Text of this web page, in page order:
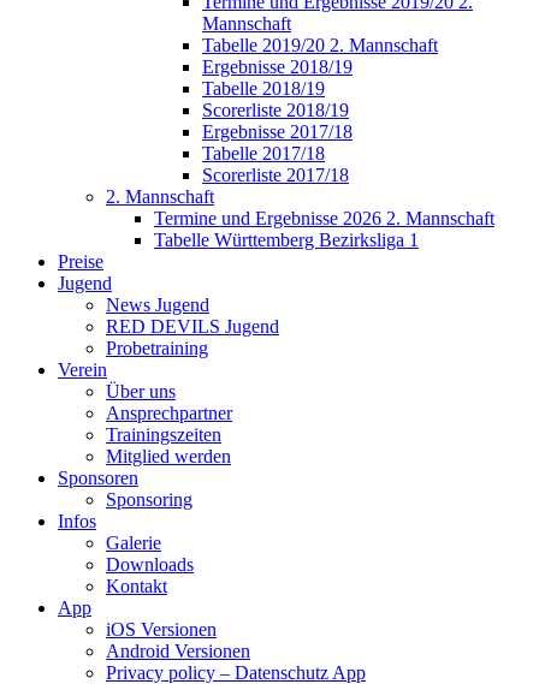
Mannschaft
Tabelle 2019/20 2. Mannschaft
Ergebnisse 2018/19
Tabelle 2018/19
Scorerliste 2018/19
Ergebnisse 2017/18
Tabelle 2017/18
Scorerliste 2017/18
2. Mannschaft
Termine und Ergebnisse 2026 2. Mannschaft
Tabelle Württemberg Bezirksliga 1
Preise
Jugend
News Jugend
RED DEVILS Jugend
Probetraining
Verein
Über uns
Ansprechpartner
Trainingszeiten
Mitglied werden
Sponsoren
Sponsoring
Infos
Galerie
Downloads
Kontakt
App
iOS Versionen
Android Versionen
Privacy policy – Datenschutz App